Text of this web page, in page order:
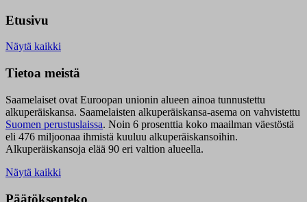
Etusivu
Näytä kaikki
Tietoa meistä
Saamelaiset ovat Euroopan unionin alueen ainoa tunnustettu
alkuperäiskansa. Saamelaisten alkuperäiskansa-asema on vahvistettu
Suomen perustuslaissa. Noin 6 prosenttia koko maailman väestöstä
eli 476 miljoonaa ihmistä kuuluu alkuperäiskansoihin.
Alkuperäiskansoja elää 90 eri valtion alueella.
Näytä kaikki
Päätöksenteko